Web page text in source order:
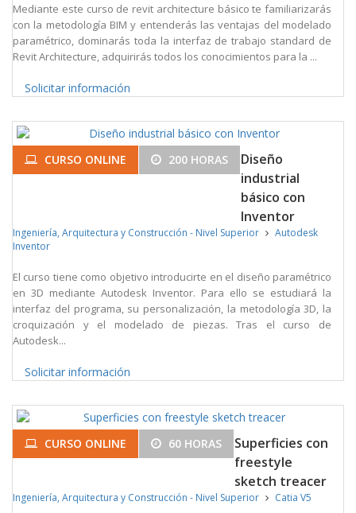
Mediante este curso de revit architecture básico te familiarizarás
con la metodología BIM y entenderás las ventajas del modelado
paramétrico, dominarás toda la interfaz de trabajo standard de
Revit Architecture, adquirirás todos los conocimientos para la ...
Solicitar información
CURSO ONLINE 200 HORAS
Diseño
industrial
básico con
Inventor
Ingeniería, Arquitectura y Construcción - Nivel Superior
Autodesk
Inventor
El curso tiene como objetivo introducirte en el diseño paramétrico
en 3D mediante Autodesk Inventor. Para ello se estudiará la
interfaz del programa, su personalización, la metodología 3D, la
croquización y el modelado de piezas. Tras el curso de
Autodesk...
Solicitar información
CURSO ONLINE 60 HORAS
Superficies con
freestyle
sketch treacer
Ingeniería, Arquitectura y Construcción - Nivel Superior Catia V5